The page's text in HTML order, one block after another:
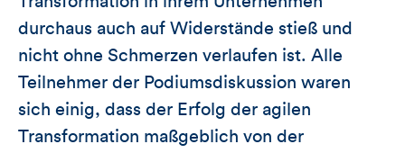
durchaus auch auf Widerstände stieß und
nicht ohne Schmerzen verlaufen ist. Alle
Teilnehmer der Podiumsdiskussion waren
sich einig, dass der Erfolg der agilen
Transformation maßgeblich von der